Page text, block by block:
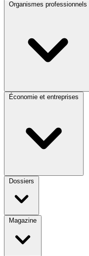
Organismes professionnels
Économie et entreprises
Dossiers
Magazine